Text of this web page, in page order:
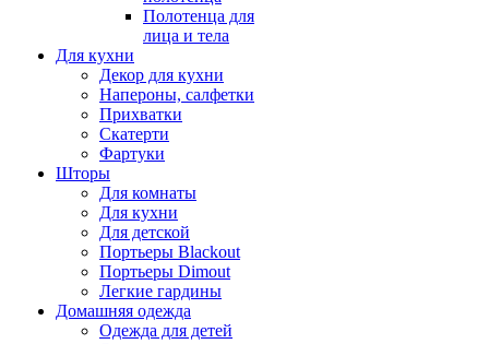
Полотенца для
лица и тела
Для кухни
Декор для кухни
Напероны, салфетки
Прихватки
Скатерти
Фартуки
Шторы
Для комнаты
Для кухни
Для детской
Портьеры Blackout
Портьеры Dimout
Легкие гардины
Домашняя одежда
Одежда для детей